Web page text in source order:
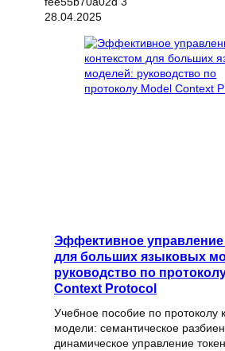
28.04.2025
Эффективное управление
для больших языковых
руководство по
Context Protocol
Учебное пособие по протоколу
модели: семантическое
динамическое управление